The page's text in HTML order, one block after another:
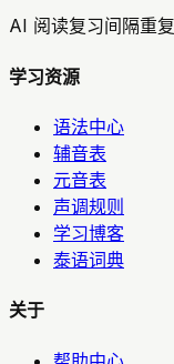
AI 阅读复习间隔重
学习资源
语法中心
辅音表
元音表
声调规则
学习博客
泰语词典
关于